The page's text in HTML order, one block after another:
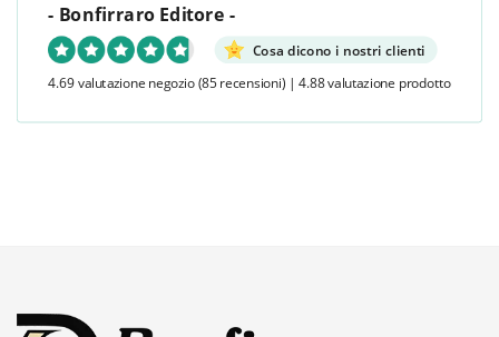
- Bonfirraro Editore -
Cosa dicono i nostri clienti
4.69 valutazione negozio (85 recensioni) | 4.88 valutazione prodotto